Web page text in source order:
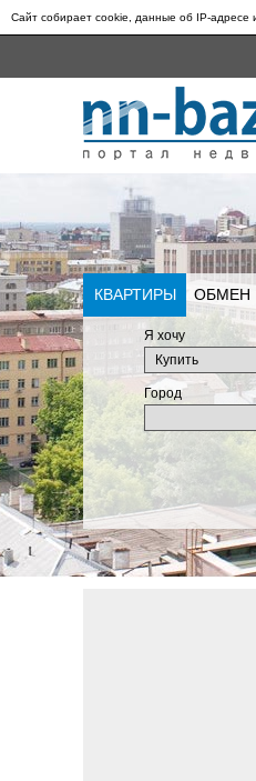
Сайт собирает cookie, данные об IP-адресе
КВАРТИРЫ ОБМЕН
Я хочу
Город